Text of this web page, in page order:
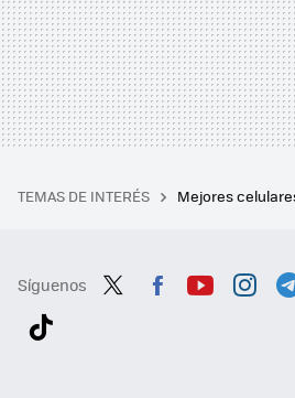
TEMAS DE INTERÉS Mejores
Síguenos